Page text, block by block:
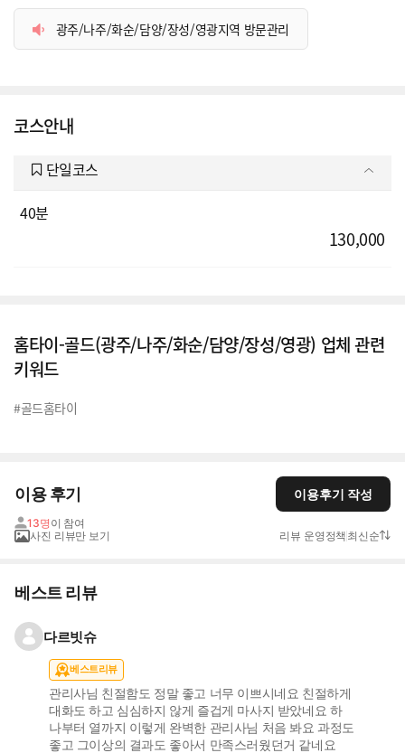
광주/나주/화순/담양/장성/영광지역 방문관리
코스안내
단일코스
40분
130,000
홈타이-골드(광주/나주/화순/담양/장성/영광) 업체 관련
키워드
#골드홈타이
이용 후기 이용후기 작성
13명 이 참여
사진 리뷰만 보기
리뷰 운영정책 최신순
베스트 리뷰
다르빗슈
베스트리뷰
관리사님 친절함도 정말 좋고 너무 이쁘시네요 친절하게
대화도 하고 심심하지 않게 즐겁게 마사지 받았네요 하
나부터 열까지 이렇게 완벽한 관리사님 처음 봐요 과정도
좋고 그이상의 결과도 좋아서 만족스러웠던거 같네요